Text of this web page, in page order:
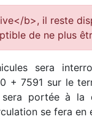
b>, il reste
de ne plus
sera
7591 sur le
portée à la
se fera